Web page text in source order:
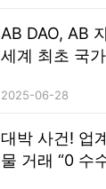
AB DAO, AB
세계 최초 국
2025-06-28
대박 사건! 업
물 거래 “0 수